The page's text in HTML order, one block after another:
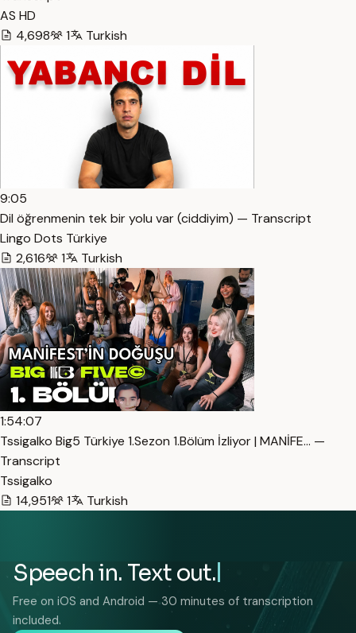
AS HD
4,698
1 Turkish
9:05
Dil öğrenmenin tek bir yolu var (ciddiyim) — Transcript
Lingo Dots Türkiye
2,616
1 Turkish
1:54:07
Tssigalko Big5 Türkiye 1.Sezon 1.Bölüm İzliyor | MANİFE… —
Transcript
Tssigalko
14,951
1 Turkish
Speech in. Text out.
Free on iOS and Android — 30 minutes of transcription
included.